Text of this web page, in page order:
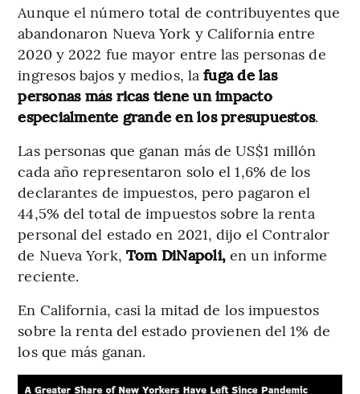
Aunque el número total de contribuyentes que
abandonaron Nueva York y California entre
2020 y 2022 fue mayor entre las personas de
ingresos bajos y medios, lafuga de las
personas más ricas tiene un impacto
especialmente grande en los presupuestos.
Las personas que ganan más de US$1 millón
cada año representaron solo el 1,6% de los
declarantes de impuestos, pero pagaron el
44,5% del total de impuestos sobre la renta
personal del estado en 2021, dijo el Contralor
de Nueva York, Tom DiNapoli, en un informe
reciente.
En California, casi la mitad de los impuestos
sobre la renta del estado provienen del 1% de
los que más ganan.